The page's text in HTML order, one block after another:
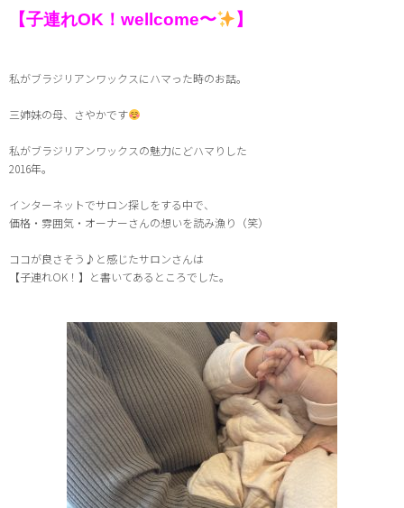
⁡【子連れOK！wellcome〜 】
私がブラジリアンワックスにハマった時のお話。
三姉妹の母、さやかです
私がブラジリアンワックスの魅力にどハマりした
2016年。
インターネットでサロン探しをする中で、
価格・雰囲気・オーナーさんの想いを読み漁り（笑）
ココが良さそう♪と感じたサロンさんは
【子連れOK！】と書いてあるところでした。